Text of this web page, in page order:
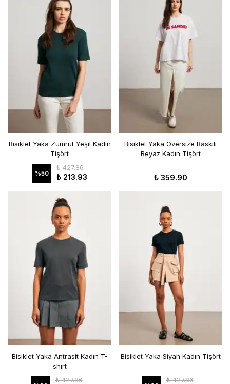
Bisiklet Yaka Zümrüt Yeşil Kadın
Tişört
%50
₺ 427.86
₺ 213.93
Bisiklet Yaka Oversize Baskılı
Beyaz Kadın Tişört
₺ 359.90
Bisiklet Yaka Antrasit Kadın T-
shirt
₺ 427.86
Bisiklet Yaka Siyah Kadın Tişört
₺ 427.86